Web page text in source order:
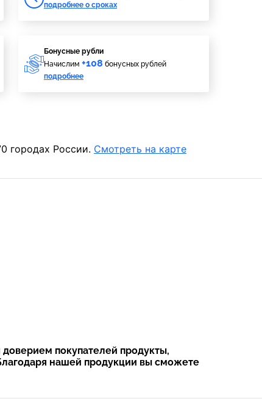
подробнее о сроках
Бонусные рубли
Начислим +108 бонусных рублей
подробнее
городах России. Смотреть на карте
покупателей продукты,
нашей продукции вы сможете